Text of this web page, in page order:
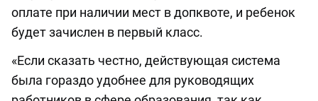
оплате при наличии мест в допквоте, и ребенок
будет зачислен в первый класс.
«Если сказать честно, действующая система
была гораздо удобнее для руководящих